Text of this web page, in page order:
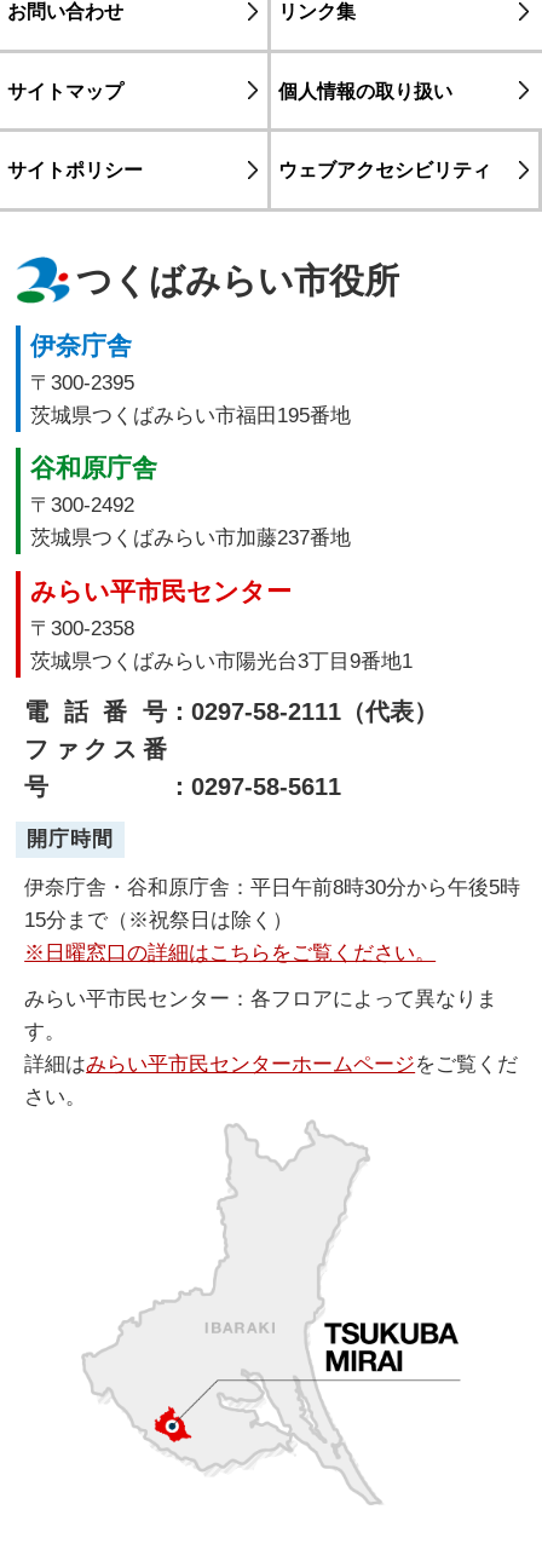
お問い合わせ リンク集
サイトマップ 個人情報の取り扱い
サイトポリシー ウェブアクセシビリティ
つくばみらい市役所
伊奈庁舎
〒300-2395
茨城県つくばみらい市福田195番地
谷和原庁舎
〒300-2492
茨城県つくばみらい市加藤237番地
みらい平市民センター
〒300-2358
茨城県つくばみらい市陽光台3丁目9番地1
電話番号：0297-58-2111（代表）
ファクス番
号
：0297-58-5611
開庁時間
伊奈庁舎・谷和原庁舎：平日午前8時30分から午後5時
15分まで（※祝祭日は除く）
※日曜窓口の詳細はこちらをご覧ください。
みらい平市民センター：各フロアによって異なりま
す。
詳細はみらい平市民センターホームページをご覧くだ
さい。